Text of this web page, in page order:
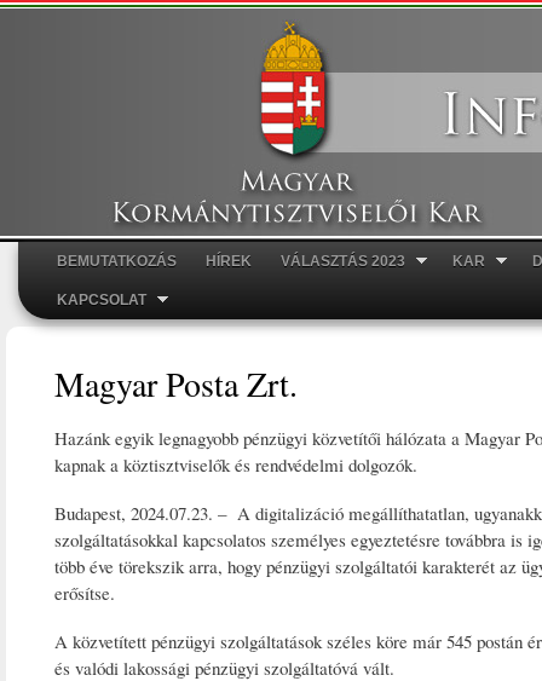
Főmenü
BEMUTATKOZÁS HÍREK VÁLASZTÁS 2023 KAR
KAPCSOLAT
Magyar Posta Zrt.
Hazánk egyik legnagyobb pénzügyi közvetítői hálózata a Magyar
kapnak a köztisztviselők és rendvédelmi dolgozók.
Budapest, 2024.07.23. – A digitalizáció megállíthatatlan,
szolgáltatásokkal kapcsolatos személyes egyeztetésre továbbra is
több éve törekszik arra, hogy pénzügyi szolgáltatói karakterét az
erősítse.
A közvetített pénzügyi szolgáltatások széles köre már 545 postán
és valódi lakossági pénzügyi szolgáltatóvá vált.